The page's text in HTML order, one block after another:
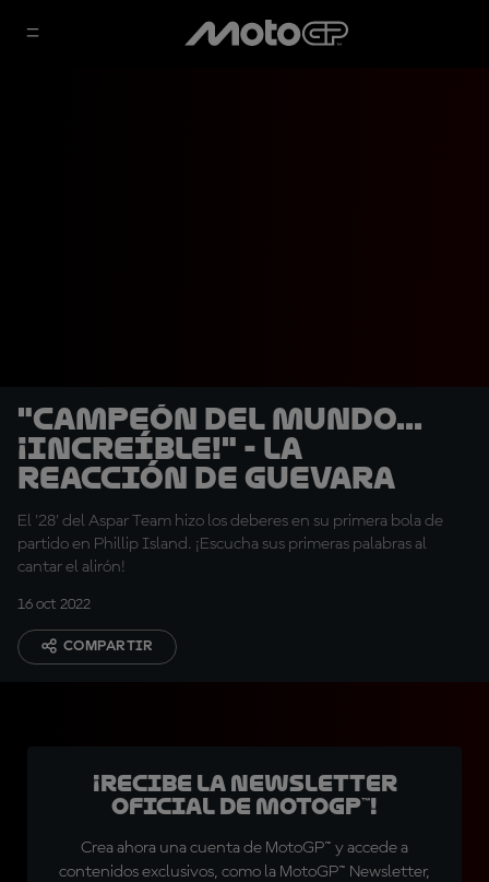
"Campeón del Mundo...
¡Increíble!" - La
reacción de Guevara
El '28' del Aspar Team hizo los deberes en su primera bola de
partido en Phillip Island. ¡Escucha sus primeras palabras al
cantar el alirón!
16 oct 2022
COMPARTIR
¡Recibe la Newsletter
oficial de MotoGP™!
Crea ahora una cuenta de MotoGP™ y accede a
contenidos exclusivos, como la MotoGP™ Newsletter,